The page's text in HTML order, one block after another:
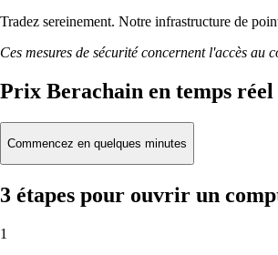
Tradez sereinement. Notre infrastructure de
Ces mesures de sécurité concernent l'accès
Prix Berachain en temps réel
Commencez en quelques minutes
3 étapes pour ouvrir un
1